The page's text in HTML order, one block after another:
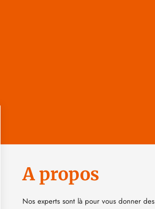
A propos
Nos experts sont là pour vous donner des